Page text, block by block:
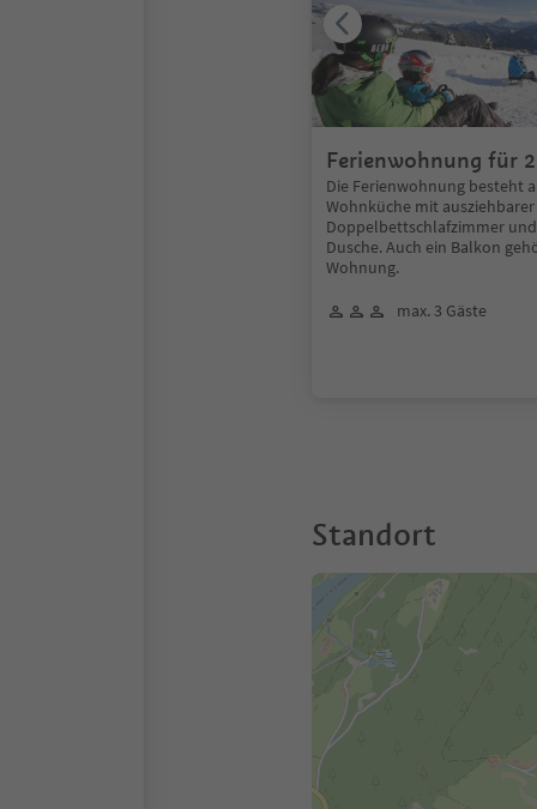
Ferienwohnung für
Die Ferienwohnung besteht
Wohnküche mit
Doppelbettschlafzimmer
Dusche. Auch ein Balkon
Wohnung.
max. 3 Gäste
Standort